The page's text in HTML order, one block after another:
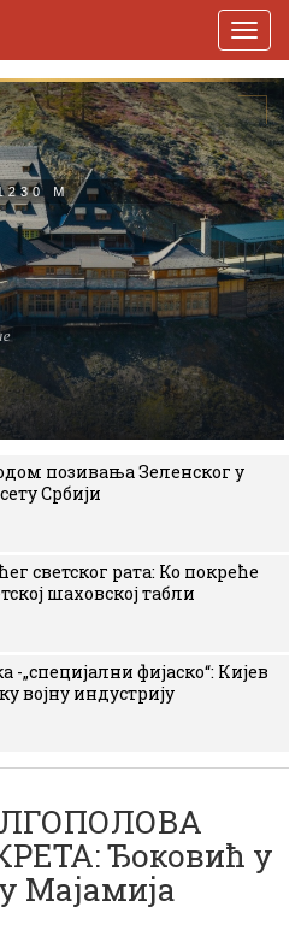
позивања Зеленског у
Србији
светског рата: Ко покреће
шаховској табли
-„специјални фијаско“: Кијев
војну индустрију
Ђоковић у
Мајамија